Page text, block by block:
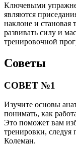
Ключевыми
являются
наклоне и становая
развивать силу и
тренировочной
Советы
СОВЕТ №1
Изучите основы
понимать, как
Это поможет вам
тренировки,
Колеман.